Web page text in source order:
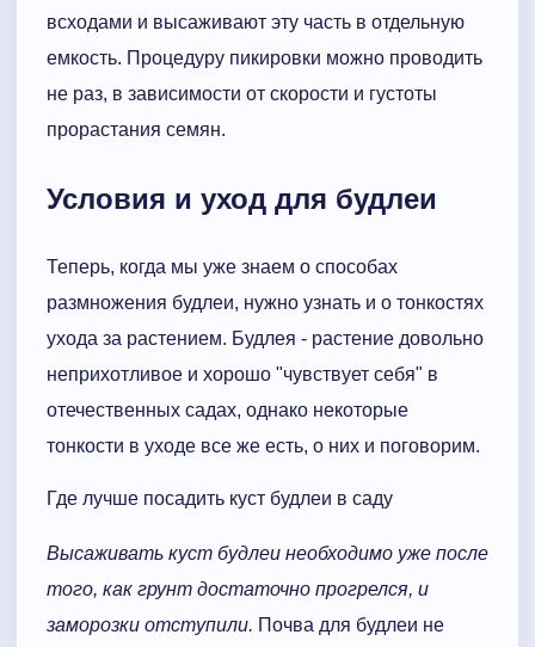
всходами и высаживают эту часть в отдельную
емкость. Процедуру пикировки можно проводить
не раз, в зависимости от скорости и густоты
прорастания семян.
Условия и уход для будлеи
Теперь, когда мы уже знаем о способах
размножения будлеи, нужно узнать и о тонкостях
ухода за растением. Будлея - растение довольно
неприхотливое и хорошо "чувствует себя" в
отечественных садах, однако некоторые
тонкости в уходе все же есть, о них и поговорим.
Где лучше посадить куст будлеи в саду
Высаживать куст будлеи необходимо уже после
того, как грунт достаточно прогрелся, и
заморозки отступили. Почва для будлеи не